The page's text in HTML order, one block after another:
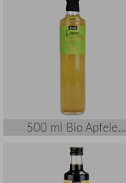
500 ml Bio Apfele...